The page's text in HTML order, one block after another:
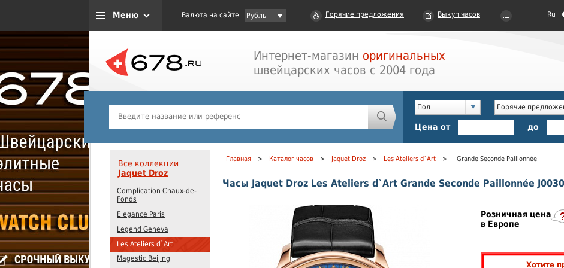
Меню Валюта на сайте Рубль Горячие предложения Выкуп часов Ru
Интернет-магазин оригинальных
швейцарских часов с 2004 года
Пол Горячие
Цена от
до
Все коллекции
Jaquet Droz
Complication Chaux-de-
Fonds
Elegance Paris
Legend Geneva
Les Ateliers d`Art
Magestic Beijing
Главная > Каталог часов > Jaquet Droz > Les Ateliers d`Art > Grande Seconde Paillonnée
Часы Jaquet Droz Les Ateliers d`Art Grande Seconde Paillonnée
Розничная цена
в Европе
Хотите